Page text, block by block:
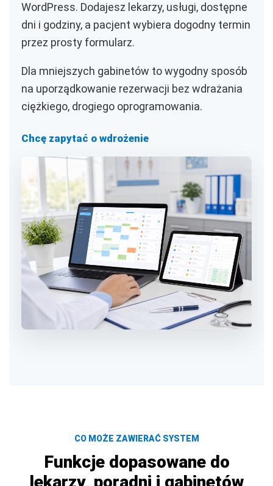
WordPress. Dodajesz lekarzy, usługi, dostępne
dni i godziny, a pacjent wybiera dogodny termin
przez prosty formularz.
Dla mniejszych gabinetów to wygodny sposób
na uporządkowanie rezerwacji bez wdrażania
ciężkiego, drogiego oprogramowania.
Chcę zapytać o wdrożenie
CO MOŻE ZAWIERAĆ SYSTEM
Funkcje dopasowane do
lekarzy, poradni i gabinetów